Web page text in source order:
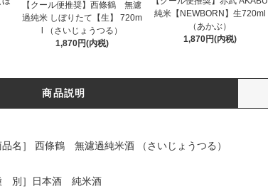
【クール便推奨】西條鶴 無濾
過純米 しぼりたて【生】 720m
l （さいじょうつる）
1,870円(内税)
純米【NEWBORN】生720ml
（あかぶ）
1,870円(内税)
商品説明
品名］ 西條鶴 無濾過純米酒 （さいじょうつる）
別］日本酒 純米酒